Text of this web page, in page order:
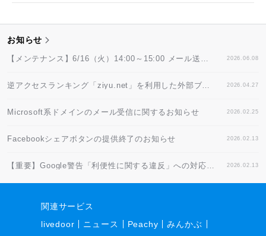
お知らせ
【メンテナンス】6/16（火）14:00～15:00 メール送信システム停止のお知らせ 2026.06.08
逆アクセスランキング「ziyu.net」を利用した外部ブログパーツに関するご注意 2026.04.27
Microsoft系ドメインのメール受信に関するお知らせ 2026.02.25
Facebookシェアボタンの提供終了のお知らせ 2026.02.13
【重要】Google警告「利便性に関する違反」への対応方法 2026.02.13
関連サービス
livedoor
ニュース Peachy みんかぶ